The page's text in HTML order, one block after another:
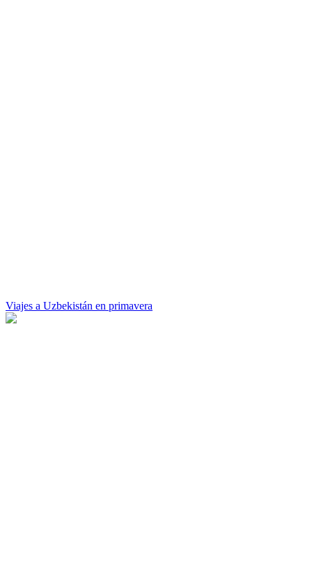
Viajes a Uzbekistán en primavera